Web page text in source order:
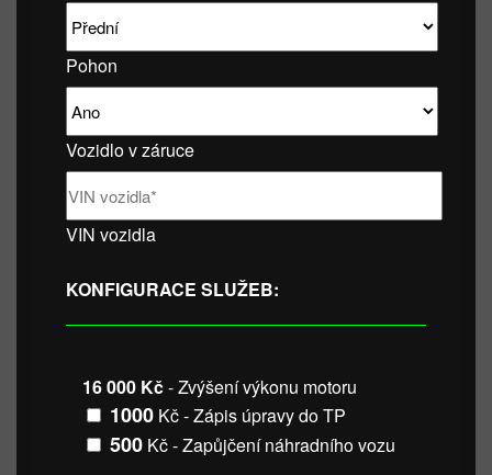
Pohon
Vozidlo v záruce
VIN vozidla
KONFIGURACE SLUŽEB:
16 000 Kč- Zvýšení výkonu motoru
1000 Kč - Zápis úpravy do TP
500 Kč - Zapůjčení náhradního vozu